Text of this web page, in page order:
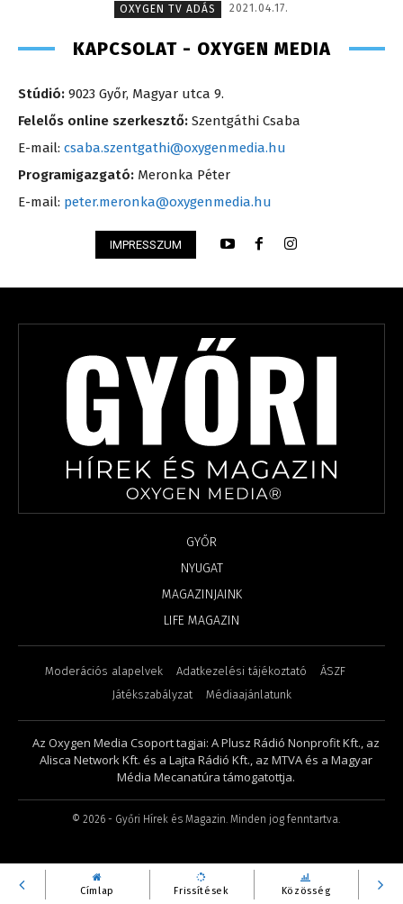
Címlap Frissítések Közösség
OXYGEN TV ADÁS
2021.04.17.
KAPCSOLAT - OXYGEN MEDIA
Stúdió: 9023 Győr, Magyar utca 9.
Felelős online szerkesztő: Szentgáthi Csaba
E-mail: csaba.szentgathi@oxygenmedia.hu
Programigazgató: Meronka Péter
E-mail: peter.meronka@oxygenmedia.hu
IMPRESSZUM
GYŐR
NYUGAT
MAGAZINJAINK
LIFE MAGAZIN
Moderációs alapelvek Adatkezelési tájékoztató
ÁSZF
Játékszabályzat
Médiaajánlatunk
Az Oxygen Media Csoport tagjai: A Plusz Rádió Nonprofit Kft., az
Alisca Network Kft. és a Lajta Rádió Kft., az MTVA és a Magyar
Média Mecanatúra támogatottja.
© 2026 - Győri Hírek és Magazin. Minden jog fenntartva.